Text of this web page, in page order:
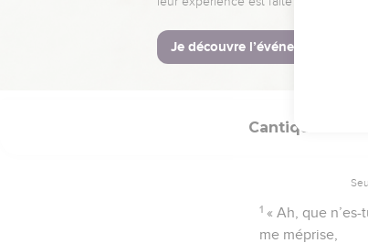
anciens que
La
Cantique
1 « Ah, que
me méprise,